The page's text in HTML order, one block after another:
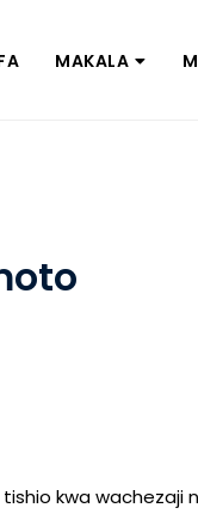
MAKALA
kwa wachezaji